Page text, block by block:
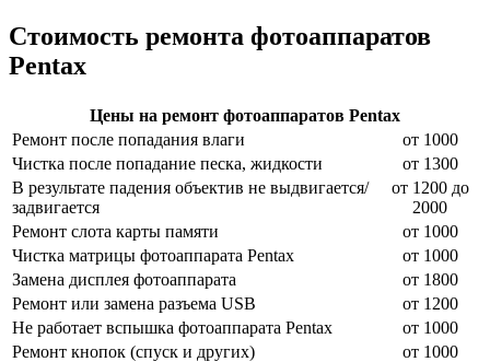
Стоимость ремонта фотоаппаратов
Pentax
Цены на ремонт фотоаппаратов Pentax
Ремонт после попадания влаги
от 1000
Чистка после попадание песка, жидкости
от 1300
В результате падения объектив не выдвигается/
задвигается
от 1200 до
2000
Ремонт слота карты памяти
от 1000
Чистка матрицы фотоаппарата Pentax
от 1000
Замена дисплея фотоаппарата
от 1800
Ремонт или замена разъема USB
от 1200
Не работает вспышка фотоаппарата Pentax
от 1000
Ремонт кнопок (спуск и других)
от 1000